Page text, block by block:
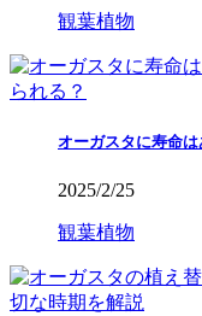
観葉植物
オーガスタに寿命
2025/2/25
観葉植物